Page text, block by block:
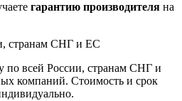
гарантию производителя на
странам СНГ и ЕС
по всей России, странам СНГ и
компаний. Стоимость и срок